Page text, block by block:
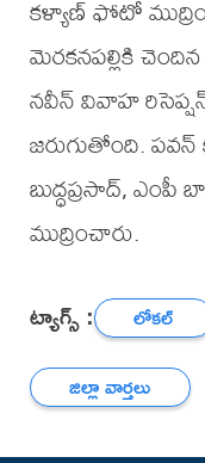
కళ్యాణ్ ఫోటో
మెరకనపల్లికి చెందిన
నవీన్ వివాహ
జరుగుతోంది.
బుద్ధప్రసాద్,
ముద్రించారు.
ట్యాగ్స్ : లోకల్
జిల్లా వార్తలు